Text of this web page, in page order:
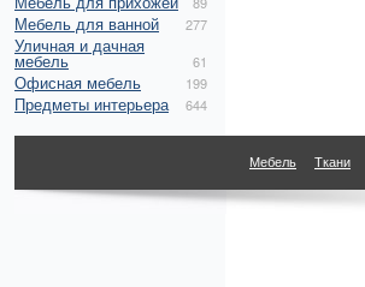
Мебель для ванной 277
Уличная и дачная
мебель 61
Офисная мебель 199
Предметы интерьера 644
Мебель Ткани